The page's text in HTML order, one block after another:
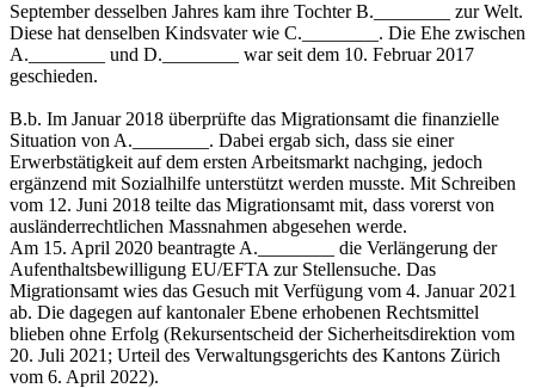
September desselben Jahres kam ihre Tochter B.________ zur Welt.
Diese hat denselben Kindsvater wie C.________. Die Ehe zwischen
A.________ und D.________ war seit dem 10. Februar 2017
geschieden.
B.b. Im Januar 2018 überprüfte das Migrationsamt die finanzielle
Situation von A.________. Dabei ergab sich, dass sie einer
Erwerbstätigkeit auf dem ersten Arbeitsmarkt nachging, jedoch
ergänzend mit Sozialhilfe unterstützt werden musste. Mit Schreiben
vom 12. Juni 2018 teilte das Migrationsamt mit, dass vorerst von
ausländerrechtlichen Massnahmen abgesehen werde.
Am 15. April 2020 beantragte A.________ die Verlängerung der
Aufenthaltsbewilligung EU/EFTA zur Stellensuche. Das
Migrationsamt wies das Gesuch mit Verfügung vom 4. Januar 2021
ab. Die dagegen auf kantonaler Ebene erhobenen Rechtsmittel
blieben ohne Erfolg (Rekursentscheid der Sicherheitsdirektion vom
20. Juli 2021; Urteil des Verwaltungsgerichts des Kantons Zürich
vom 6. April 2022).